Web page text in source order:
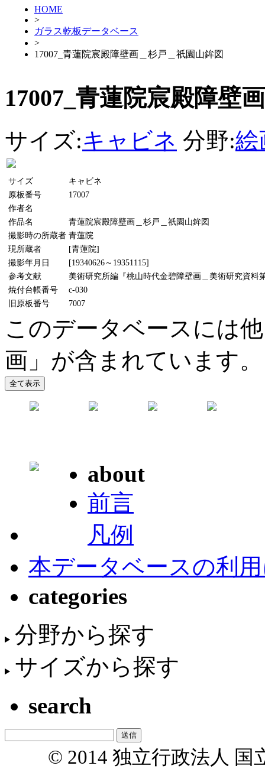
HOME
>
ガラス乾板データベース
>
17007_青蓮院宸殿障壁画＿杉戸＿祇園山鉾図
17007_青蓮院宸殿障壁
サイズ:キャビネ 分野:絵
サイズ
キャビネ
原板番号
17007
作者名
作品名
青蓮院宸殿障壁画＿杉戸＿祇園山鉾図
撮影時の所蔵者 青蓮院
現所蔵者
[青蓮院]
撮影年月日
[19340626～19351115]
参考文献
美術研究所編『桃山時代金碧障壁画＿美術研究資料
焼付台帳番号
c-030
旧原板番号
7007
このデータベースには
画」が含まれています。
about
前言
凡例
本データベースの利
categories
分野から探す
サイズから探す
search
© 2014 独立行政法人 国